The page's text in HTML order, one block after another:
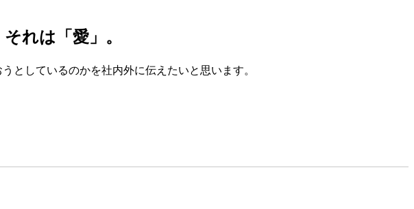
れは「愛」。
としているのかを社内外に伝えたいと思います。